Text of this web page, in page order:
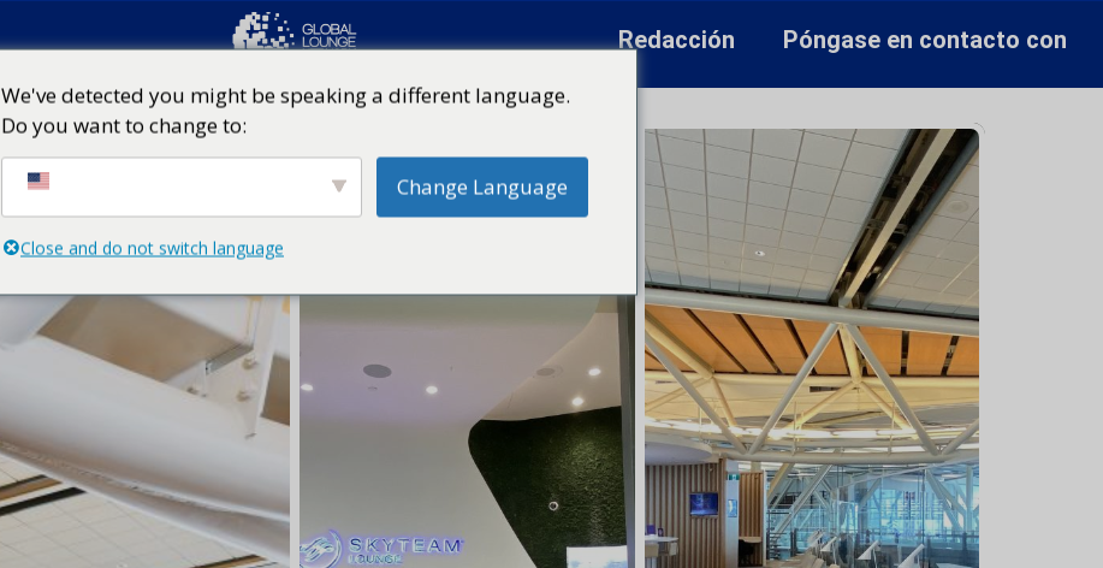
Redacción Póngase en contacto con
We've detected you might be speaking a different language.
Do you want to change to:
Change Language
Close and do not switch language